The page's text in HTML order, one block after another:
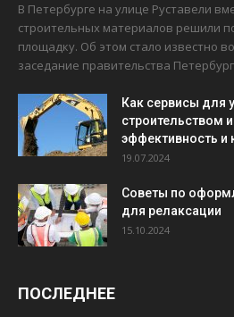
В Петербурге на улице Руставели
строительных материалов решили
площадку. Об этом стало известно
заседание правительства
Как сервисы для
строительством
эффективность и
19.07.2024
Советы по
для релаксации
15.10.2024
ПОСЛЕДНЕЕ